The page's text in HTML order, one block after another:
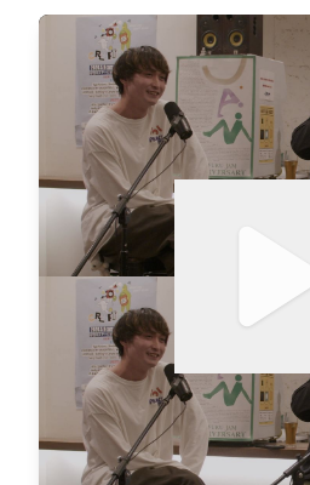
夜01:01:22 街ぐるみのフェス
魅力とローカルカルチャー
ェスの喫煙所で出張ラジオ」
s://x.com/
ram.com/sangenshugi.radio/
driderInstagram: https://
unks佐々木理久X: https://
https://www.instagram.com/
降の日本オルタナロック史」
ら海外現行エモ直系まで、複
シーンと、ネットカルチャー
ンジ。現代の「オルタナ」と
半はポッドキャストの歴史を
画『Age of Audio』を通して
話から、念願だった『ギター
真が使われた歓喜の報告と、
選者発表！🎙️今週の目次
帰還00:01:04 the cabs初の海
きた話00:04:30 現地のライ
恐怖のイギリス物価高と「ご
08 金宮焼酎と塩昆布で生き
cabs 13年ぶりの新譜と、ア
5:27 今年のフジロックが熱す
トが同日！）00:28:49 Oaiko